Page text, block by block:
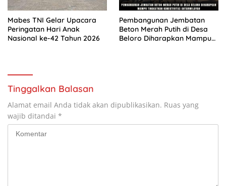
Mabes TNI Gelar Upacara
Peringatan Hari Anak
Nasional ke-42 Tahun 2026
Pembangunan Jembatan
Beton Merah Putih di Desa
Beloro Diharapkan Mampu
Tinggalkan Balasan
Alamat email Anda tidak akan dipublikasikan. Ruas yang
wajib ditandai *